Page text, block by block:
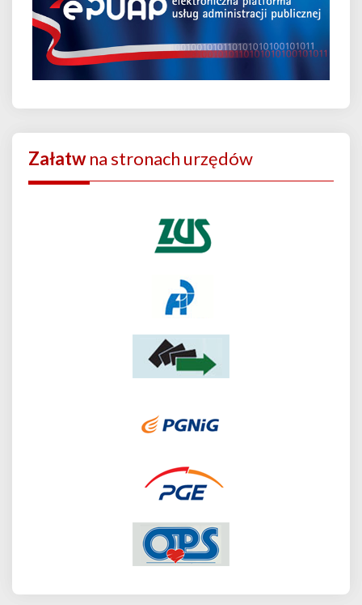
Załatwna stronach urzędów